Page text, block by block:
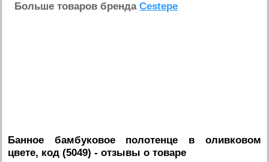
Больше товаров брендаCestepe
Банное бамбуковое полотенце в оливковом
цвете, код (5049) - отзывы о товаре